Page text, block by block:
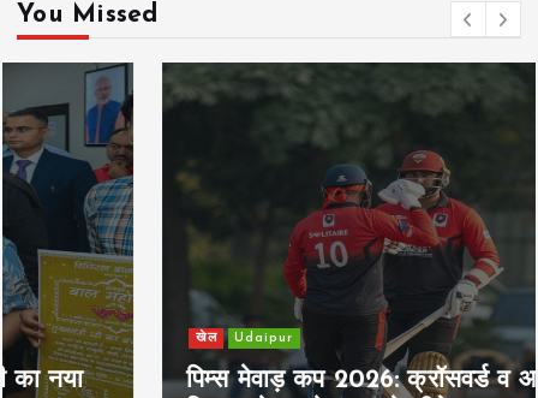
You Missed
खेल Udaipur
पिम्स मेवाड़ कप 2026: क्रॉसवर्ड व आदित्यम